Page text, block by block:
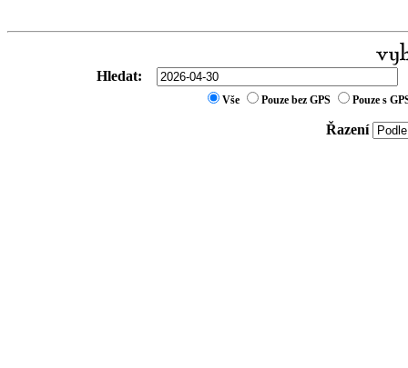
Hledat:
Vše Pouze bez GPS Pouze s
Řazení